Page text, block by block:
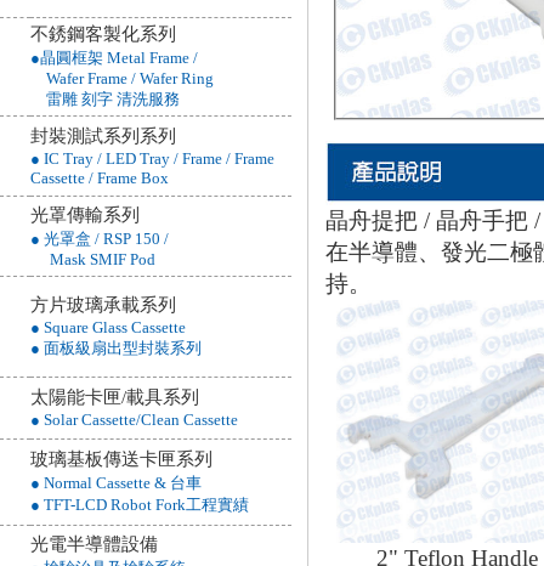
不銹鋼客製化系列
●晶圓框架 Metal Frame /
Wafer Frame / Wafer Ring
雷雕 刻字 清洗服務
封裝測試系列系列
● IC Tray / LED Tray / Frame / Frame
Cassette / Frame Box
光罩傳輸系列
● 光罩盒 / RSP 150 /
Mask SMIF Pod
方片玻璃承載系列
● Square Glass Cassette
● 面板級扇出型封裝系列
太陽能卡匣/載具系列
● Solar Cassette/Clean Cassette
玻璃基板傳送卡匣系列
● Normal Cassette & 台車
● TFT-LCD Robot Fork工程實績
光電半導體設備
晶舟提把 / 晶舟手把
在半導體、發光二極
持。
2" Teflon Handle